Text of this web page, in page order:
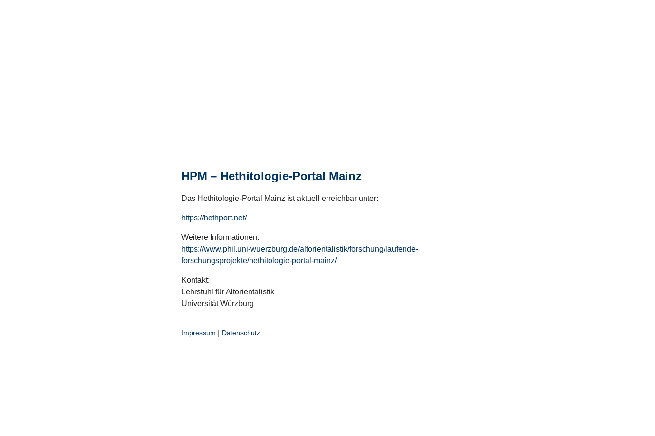
HPM – Hethitologie-Portal Mainz
Das Hethitologie-Portal Mainz ist aktuell erreichbar unter:
https://hethport.net/
Weitere Informationen:
https://www.phil.uni-wuerzburg.de/altorientalistik/forschung/laufende-
forschungsprojekte/hethitologie-portal-mainz/
Kontakt:
Lehrstuhl für Altorientalistik
Universität Würzburg
Impressum | Datenschutz